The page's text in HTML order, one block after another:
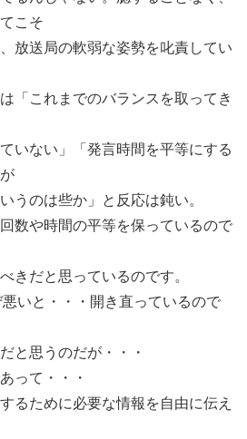
こそ
放送局の軟弱な姿勢を叱責してい
「これまでのバランスを取ってき
いない」「発言時間を平等にする
うのは些か」と反応は鈍い。
数や時間の平等を保っているので
きだと思っているのです。
いと・・・開き直っているので
と思うのだが・・・
って・・・
るために必要な情報を自由に伝え